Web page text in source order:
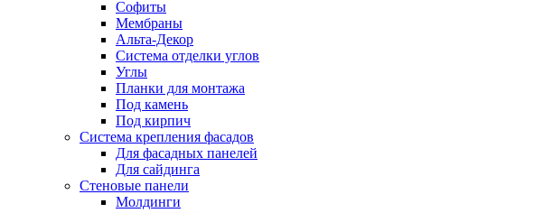
Софиты
Мембраны
Альта-Декор
Система отделки углов
Углы
Планки для монтажа
Под камень
Под кирпич
Система крепления фасадов
Для фасадных панелей
Для сайдинга
Стеновые панели
Молдинги